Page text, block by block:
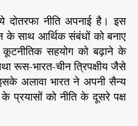
नीति अपनाई है। इस
साथ आर्थिक संबंधों को बनाए
कूटनीतिक सहयोग को बढ़ाने के
रूस-भारत-चीन त्रिपक्षीय जैसे
अलावा भारत ने अपनी सैन्य
प्रयासों को नीति के दूसरे पक्ष